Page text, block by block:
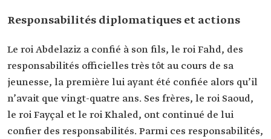
Responsabilités diplomatiques et actions
Le roi Abdelaziz a confié à son fils, le roi Fahd, des
responsabilités officielles très tôt au cours de sa
jeunesse, la première lui ayant été confiée alors qu’il
n’avait que vingt-quatre ans. Ses frères, le roi Saoud,
le roi Fayçal et le roi Khaled, ont continué de lui
confier des responsabilités. Parmi ces responsabilités,